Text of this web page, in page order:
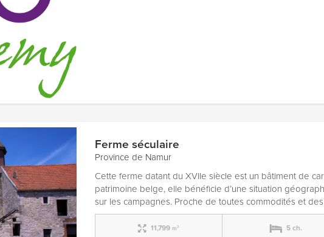
Ferme séculaire
Province de Namur
Cette ferme datant du XVIIe siècle est un bâtiment de
patrimoine belge, elle bénéficie d’une situation
sur les campagnes. Proche de toutes commodités et
11,799 m² 5 ch.